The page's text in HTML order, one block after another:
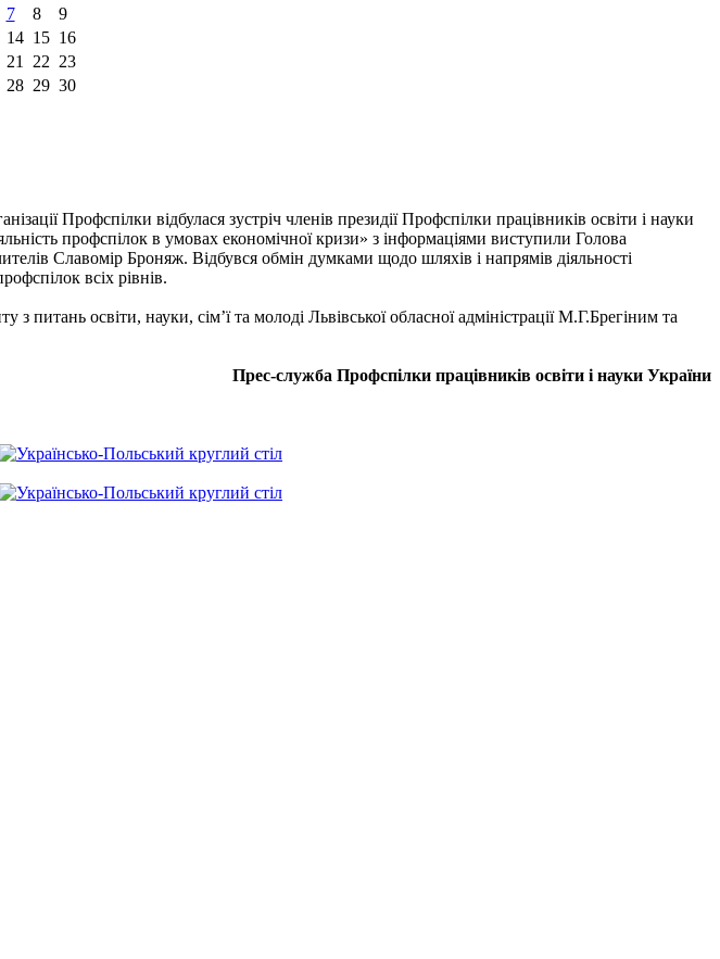
7 8
9
14 15 16
21 22 23
28 29 30
Профспілки відбулася зустріч членів президії Профспілки працівників освіти і науки
профспілок в умовах економічної кризи» з інформаціями виступили Голова
Славомір Броняж. Відбувся обмін думками щодо шляхів і напрямів діяльності
всіх рівнів.
питань освіти, науки, сім’ї та молоді Львівської обласної адміністрації М.Г.Брегіним та
Прес-служба Профспілки працівників освіти і науки України